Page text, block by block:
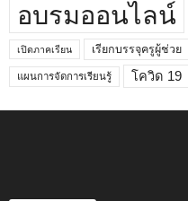
อบรมออนไลน์
เปิดภาคเรียน เรียกบรรจุครูผู้ช่วย
แผนการจัดการเรียนรู้ โควิด 19